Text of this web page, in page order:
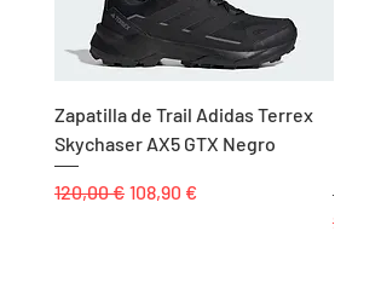
Zapatilla de Trail Adidas Terrex
Skychaser AX5 GTX Negro
Precio
120,00 € Precio de oferta
108,90 €
Precio
25,00 €